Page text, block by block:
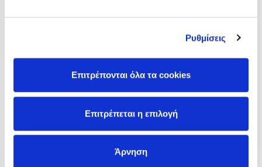
Ρυθμίσεις
Επιτρέπονται όλα τα cookies
Επιτρέπεται η επιλογή
Άρνηση
Ο Κώστας Κρομμύδας στο Παλαιοχώρι Καλαμπάκας
Ο Κώστας Κρομμύδας και η Μαρίνα Γιώτη στη Νικήτη
Ο Στέφανος Ξενάκης στη Χίο
Βιβλίου στο Πεδίον του Άρεως